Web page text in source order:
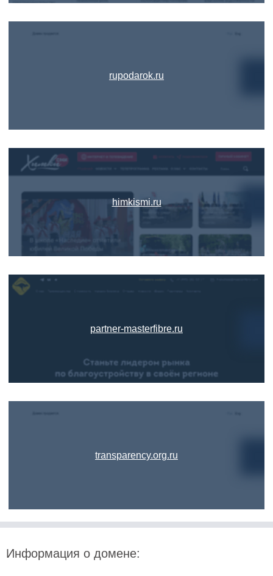
rupodarok.ru
himkismi.ru
partner-masterfibre.ru
transparency.org.ru
Информация о домене: